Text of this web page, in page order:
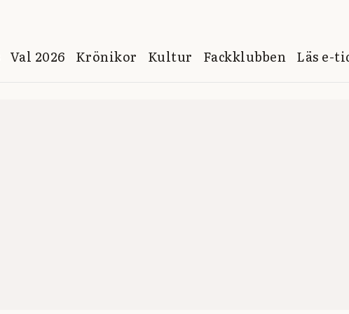
Val 2026 Krönikor Kultur Fackklubben Läs e-